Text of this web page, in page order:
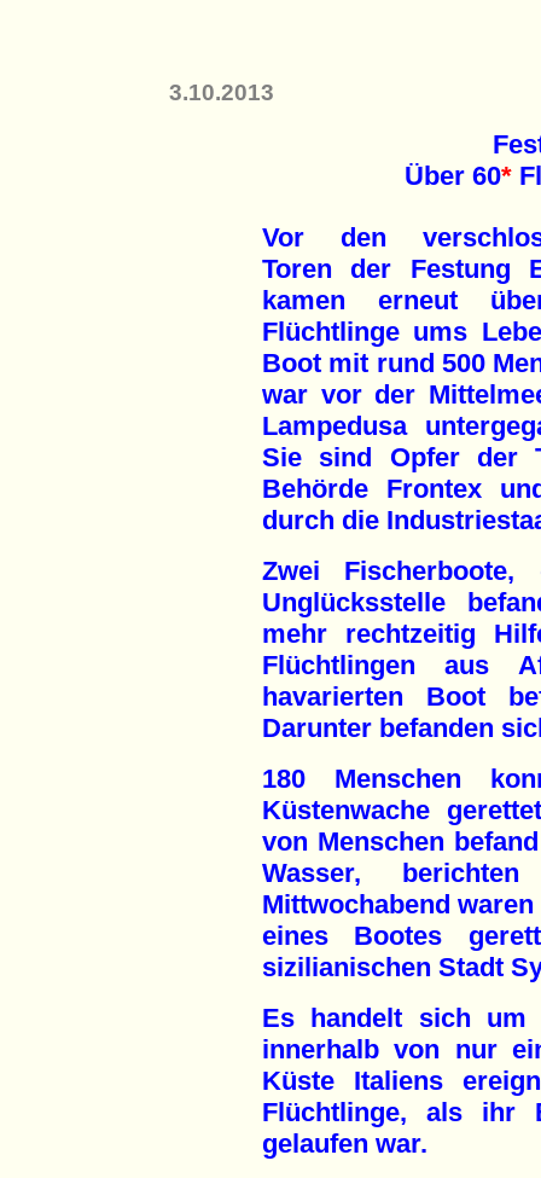
3.10.2013
Über 60*
Vor den
Toren der Festung
kamen erneut
Flüchtlinge ums
Boot mit rund 500
war vor der
Lampedusa
Sie sind Opfer der
Behörde Frontex
durch die
Zwei
Unglücksstelle
mehr rechtzeitig
Flüchtlingen aus
havarierten Boot
Darunter befanden
180 Menschen
Küstenwache
von Menschen
Wasser,
Mittwochabend
eines Bootes
sizilianischen Stadt
Es handelt sich um
innerhalb von nur
Küste Italiens
Flüchtlinge, als ihr
gelaufen war.